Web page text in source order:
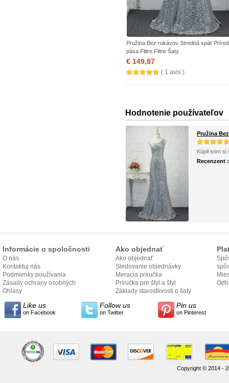
Pružina Bez rukávov Stredná späť
pása Flitre Flitre Šaty
€ 149,87
( 1 avis )
Hodnotenie používateľov
Pružina
Kúpil som si
Recenzent
Informácie o spoločnosti
O nás
Kontaktuj nás
Podmienky používania
Zásady ochrany osobných
údajov
Ohlasy
Ako objednať
Ako objednať
Sledovanie objednávky
Meracia príručka
Príručka pre štýl a štýl
Základy starostlivosti o šaty
Like us
on Facebook
Follow us
on Twitter
Pin us
on Pinterest
Copyright © 2014 -